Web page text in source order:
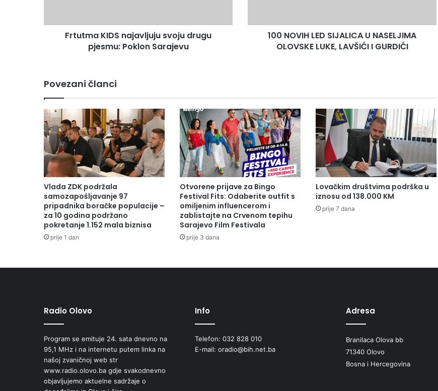
Frtutma KIDS najavljuju svoju drugu
pjesmu: Poklon Sarajevu
LAVŠIĆI
100 NOVIH LED SIJALICA U NASELJIMA
OLOVSKE LUKE, LAVŠIĆI I GURDIĆI
Povezani članci
Vlada ZDK podržala
samozapošljavanje 97
pripadnika boračke populacije –
za 10 godina podržano
pokretanje 1.152 mala biznisa
prije 1 dan
Otvorene prijave za Bingo
Festival Fits: Odaberite outfit s
omiljenim influencerom i
zablistajte na Crvenom tepihu
Sarajevo Film Festivala
prije 3 dana
Lovačkim društvima podrška u
iznosu od 138.000 KM
prije 7 dana
Radio Olovo
Program se emituje 24. sata dnevno na
95,1 MHz i na internetu putem linka na
našoj zvaničnoj web str
www.radio.olovo.ba gdje svakodnevno
objavljujemo aktuelne sadržaje o
Info
Telefon: 032 828 010
E-mail: oradio@bih.net.ba
Adresa
Branilaca Olova bb
71340 Olovo
Bosna i Hercegovina